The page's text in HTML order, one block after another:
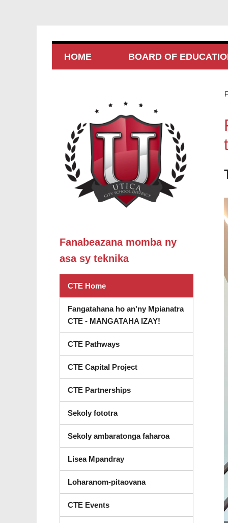
HOME BOARD OF
Fanabeazana momba ny
asa sy teknika
CTE Home
Fangatahana ho an'ny Mpianatra
CTE - MANGATAHA IZAY!
CTE Pathways
CTE Capital Project
CTE Partnerships
Sekoly fototra
Sekoly ambaratonga faharoa
Lisea Mpandray
Loharanom-pitaovana
CTE Events